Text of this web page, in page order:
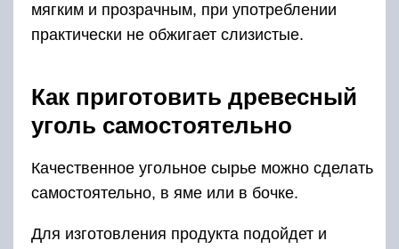
мягким и прозрачным, при употреблении
практически не обжигает слизистые.
Как приготовить древесный
уголь самостоятельно
Качественное угольное сырье можно сделать
самостоятельно, в яме или в бочке.
Для изготовления продукта подойдет и